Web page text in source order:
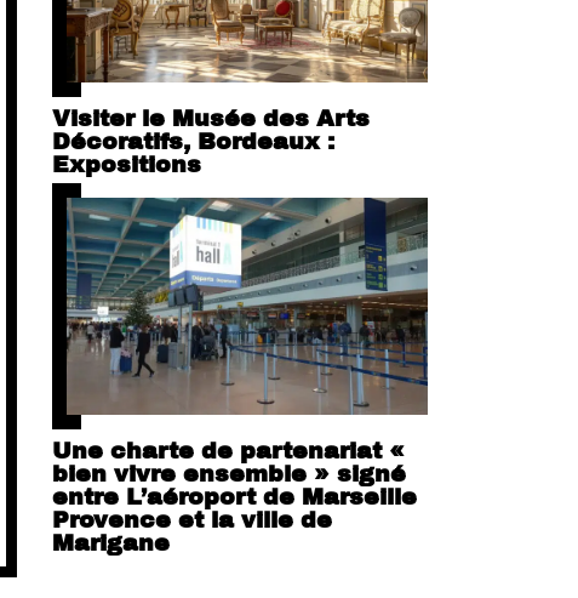
Visiter le Musée des Arts
Décoratifs, Bordeaux :
Expositions
Une charte de partenariat «
bien vivre ensemble » signé
entre L’aéroport de Marseille
Provence et la ville de
Marigane